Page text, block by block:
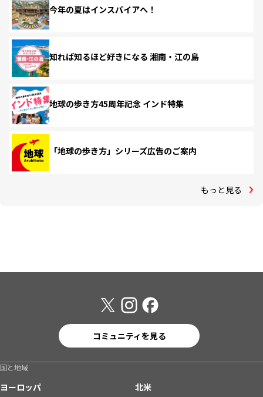
今年の夏はインスパイアへ！
知れば知るほど好きになる 湘南・江の島
地球の歩き方45周年記念 インド特集
「地球の歩き方」シリーズ広告のご案内
もっと見る
コミュニティを見る
国と地域
ヨーロッパ
北米